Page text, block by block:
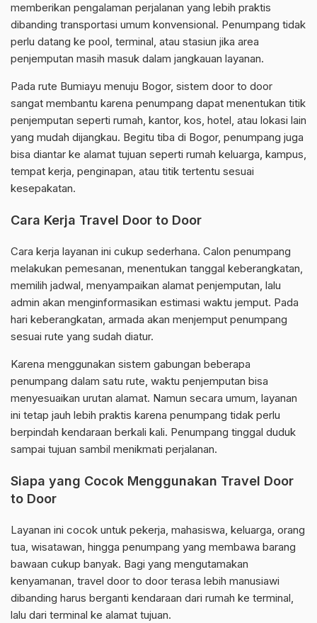
memberikan pengalaman perjalanan yang lebih praktis
dibanding transportasi umum konvensional. Penumpang tidak
perlu datang ke pool, terminal, atau stasiun jika area
penjemputan masih masuk dalam jangkauan layanan.
Pada rute Bumiayu menuju Bogor, sistem door to door
sangat membantu karena penumpang dapat menentukan titik
penjemputan seperti rumah, kantor, kos, hotel, atau lokasi lain
yang mudah dijangkau. Begitu tiba di Bogor, penumpang juga
bisa diantar ke alamat tujuan seperti rumah keluarga, kampus,
tempat kerja, penginapan, atau titik tertentu sesuai
kesepakatan.
Cara Kerja Travel Door to Door
Cara kerja layanan ini cukup sederhana. Calon penumpang
melakukan pemesanan, menentukan tanggal keberangkatan,
memilih jadwal, menyampaikan alamat penjemputan, lalu
admin akan menginformasikan estimasi waktu jemput. Pada
hari keberangkatan, armada akan menjemput penumpang
sesuai rute yang sudah diatur.
Karena menggunakan sistem gabungan beberapa
penumpang dalam satu rute, waktu penjemputan bisa
menyesuaikan urutan alamat. Namun secara umum, layanan
ini tetap jauh lebih praktis karena penumpang tidak perlu
berpindah kendaraan berkali kali. Penumpang tinggal duduk
sampai tujuan sambil menikmati perjalanan.
Siapa yang Cocok Menggunakan Travel Door
to Door
Layanan ini cocok untuk pekerja, mahasiswa, keluarga, orang
tua, wisatawan, hingga penumpang yang membawa barang
bawaan cukup banyak. Bagi yang mengutamakan
kenyamanan, travel door to door terasa lebih manusiawi
dibanding harus berganti kendaraan dari rumah ke terminal,
lalu dari terminal ke alamat tujuan.